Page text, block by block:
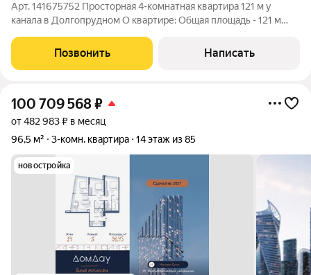
Арт. 141675752 Просторная 4-комнатная квартира 121 м у
канала в Долгопрудном О квартире: Общая площадь - 121 м
для семейных вечеров и встреч с друзьями; - 3 изолированные
спальни, одна из которых
Позвонить Написать
100 709 568₽
от 482 983 ₽ в месяц
96,5 м²
3-комн. квартира 14 этаж из 85
новостройка